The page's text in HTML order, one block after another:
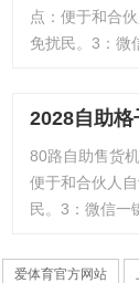
点：便于和合
免扰民。3：微
2028自助
80路自助售货
便于和合伙人
民。3：微信一
爱体育官方网站